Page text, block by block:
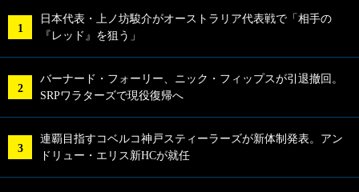
日本代表・上ノ坊駿介がオーストラリア代表戦で「相手の
『レッド』を狙う」
バーナード・フォーリー、ニック・フィップスが引退撤回。
SRPワラターズで現役復帰へ
連覇目指すコベルコ神戸スティーラーズが新体制発表。アン
ドリュー・エリス新HCが就任